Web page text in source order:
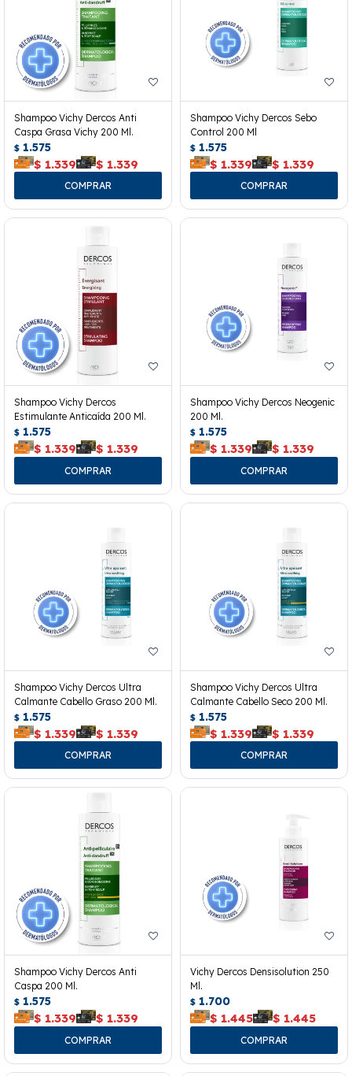
Shampoo Vichy Dercos Anti
Caspa Grasa Vichy 200 Ml.
$ 1.575
$ 1.339 $ 1.339
Shampoo Vichy Dercos Sebo
Control 200 Ml
$ 1.575
$ 1.339 $ 1.339
Shampoo Vichy Dercos
Estimulante Anticaída 200 Ml.
$ 1.575
$ 1.339 $ 1.339
Shampoo Vichy Dercos Neogenic
200 Ml.
$ 1.575
$ 1.339 $ 1.339
Shampoo Vichy Dercos Ultra
Calmante Cabello Graso 200 Ml.
$ 1.575
$ 1.339 $ 1.339
Shampoo Vichy Dercos Ultra
Calmante Cabello Seco 200 Ml.
$ 1.575
$ 1.339 $ 1.339
Shampoo Vichy Dercos Anti
Caspa 200 Ml.
$ 1.575
$ 1.339 $ 1.339
Vichy Dercos Densisolution 250
Ml.
$ 1.700
$ 1.445 $ 1.445